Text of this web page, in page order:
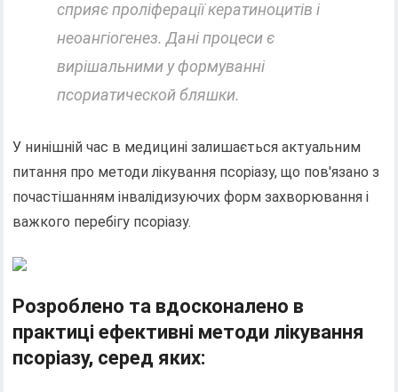
сприяє проліферації кератиноцитів і
неоангіогенез. Дані процеси є
вирішальними у формуванні
псориатической бляшки.
У нинішній час в медицині залишається актуальним
питання про методи лікування псоріазу, що пов'язано з
почастішанням інвалідизуючих форм захворювання і
важкого перебігу псоріазу.
Розроблено та вдосконалено в
практиці ефективні методи лікування
псоріазу, серед яких: